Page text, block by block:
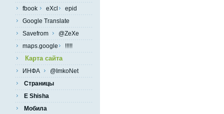
fbook
eXcl
epid
Google Translate
Savefrom
@ZeXe
maps.google
!!!!!
Карта сайта
ИНФА
@ImkoNet
Страницы
E Shisha
Мобила